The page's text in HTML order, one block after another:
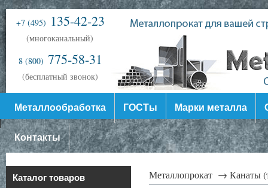
+7 (495) 135-42-23
(многоканальный)
8 (800) 775-58-31
(бесплатный звонок)
Металлообработка ГОСТы Марки металла
Контакты
Каталог товаров Металлопрокат → Канаты